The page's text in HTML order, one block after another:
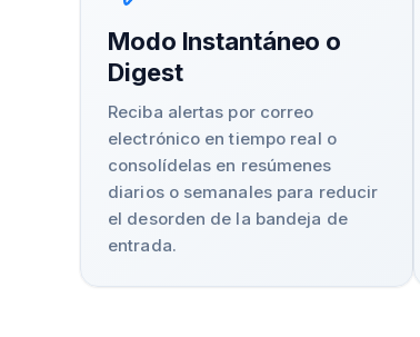
Modo Instantáneo o
Digest
Reciba alertas por correo
electrónico en tiempo real o
consolídelas en resúmenes
diarios o semanales para reducir
el desorden de la bandeja de
entrada.